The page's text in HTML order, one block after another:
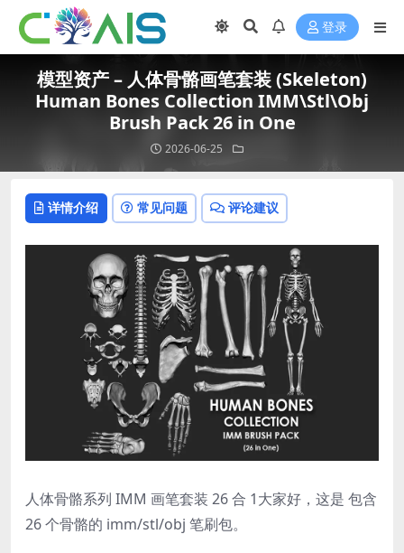
登录
模型资产 – 人体骨骼画笔套装 (Skeleton)
Human Bones Collection IMM\Stl\Obj
Brush Pack 26 in One
2026-06-25
详情介绍 常见问题 评论建议
人体骨骼系列 IMM 画笔套装 26 合 1大家好，这是 包含
26 个骨骼的 imm/stl/obj 笔刷包。